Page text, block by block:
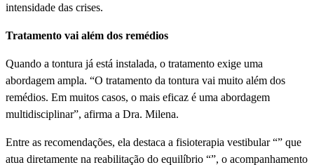
intensidade das crises.
Tratamento vai além dos remédios
Quando a tontura já está instalada, o tratamento exige uma
abordagem ampla. “O tratamento da tontura vai muito além dos
remédios. Em muitos casos, o mais eficaz é uma abordagem
multidisciplinar”, afirma a Dra. Milena.
Entre as recomendações, ela destaca a fisioterapia vestibular “” que
atua diretamente na reabilitação do equilí­brio “”, o acompanhamento